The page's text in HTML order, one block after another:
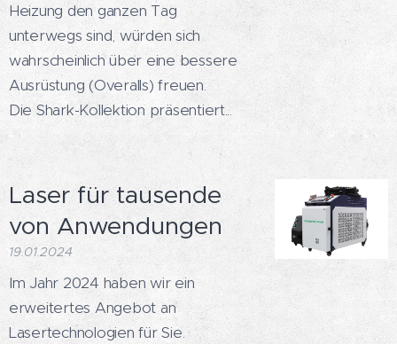
Heizung den ganzen Tag
unterwegs sind, würden sich
wahrscheinlich über eine bessere
Ausrüstung (Overalls) freuen.
Die Shark-Kollektion präsentiert...
Laser für tausende
von Anwendungen
19.01.2024
Im Jahr 2024 haben wir ein
erweitertes Angebot an
Lasertechnologien für Sie.